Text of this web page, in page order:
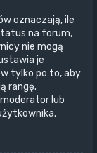
oznaczają, ile
na forum,
nie mogą
je
tylko po to, aby
rangę.
lub